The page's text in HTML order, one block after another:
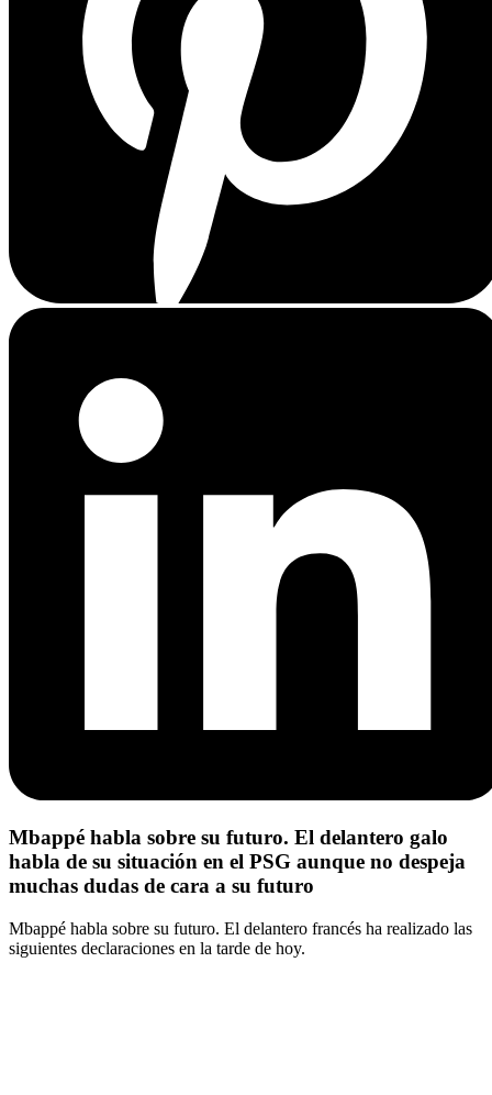
Mbappé habla sobre su futuro. El delantero galo
habla de su situación en el PSG aunque no despeja
muchas dudas de cara a su futuro
Mbappé habla sobre su futuro. El delantero francés ha realizado las
siguientes declaraciones en la tarde de hoy.